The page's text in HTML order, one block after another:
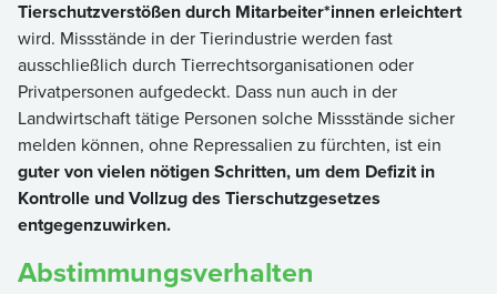
Tierschutzverstößen durch Mitarbeiter*innen erleichtert
wird. Missstände in der Tierindustrie werden fast
ausschließlich durch Tierrechtsorganisationen oder
Privatpersonen aufgedeckt. Dass nun auch in der
Landwirtschaft tätige Personen solche Missstände sicher
melden können, ohne Repressalien zu fürchten, ist ein
guter von vielen nötigen Schritten, um dem Defizit in
Kontrolle und Vollzug des Tierschutzgesetzes
entgegenzuwirken.
Abstimmungsverhalten